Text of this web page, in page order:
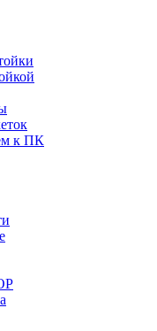
к ПК